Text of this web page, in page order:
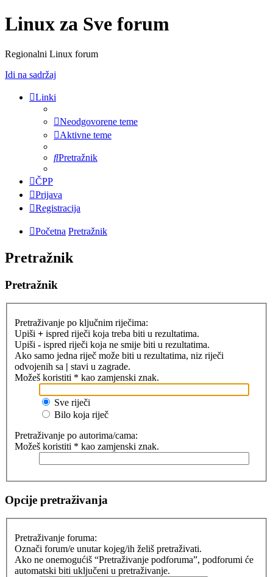
Linux za Sve forum
Regionalni Linux forum
Idi na sadržaj
Linki
Neodgovorene teme
Aktivne teme
Pretražnik
ČPP
Prijava
Registracija
Početna Pretražnik
Pretražnik
Pretražnik
Pretraživanje po ključnim riječima:
Upiši + ispred riječi koja treba biti u rezultatima.
Upiši - ispred riječi koja ne smije biti u rezultatima.
Ako samo jedna riječ može biti u rezultatima, niz riječi
odvojenih sa | stavi u zagrade.
Možeš koristiti * kao zamjenski znak.
Sve riječi
Bilo koja riječ
Pretraživanje po autorima/cama:
Možeš koristiti * kao zamjenski znak.
Opcije pretraživanja
Pretraživanje foruma:
Označi forum/e unutar kojeg/ih želiš pretraživati.
Ako ne onemogućiš “Pretraživanje podforuma”, podforumi će
automatski biti uključeni u pretraživanje.